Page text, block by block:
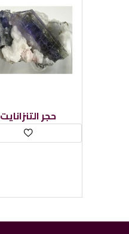
حجر التنزانايت